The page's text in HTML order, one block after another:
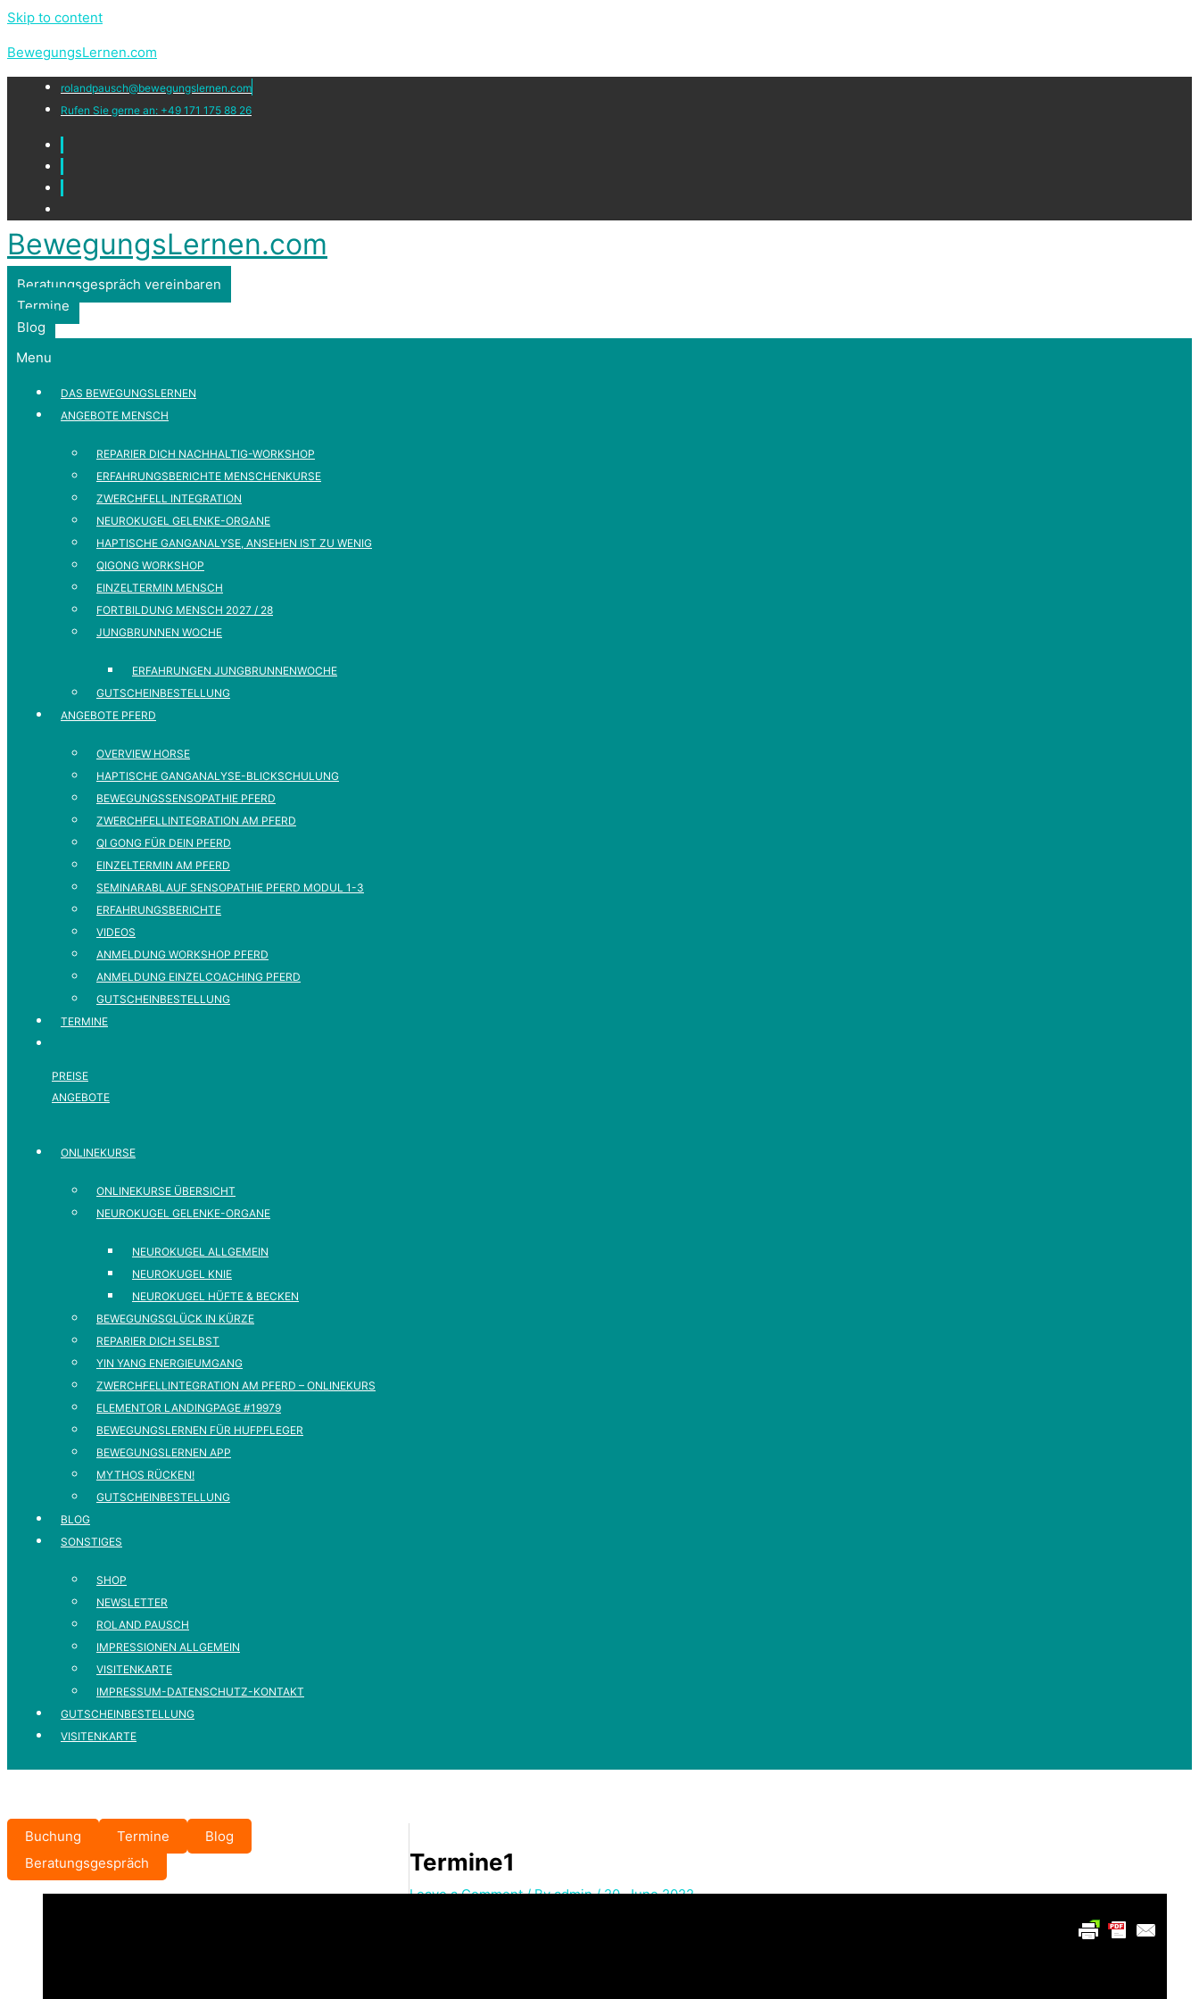
Skip to content
BewegungsLernen.com
rolandpausch@bewegungslernen.com
Rufen Sie gerne an: +49 171 175 88 26
BewegungsLernen.com
Beratungsgespräch vereinbaren
Termine
Blog
Menu
DAS BEWEGUNGSLERNEN
ANGEBOTE MENSCH
REPARIER DICH NACHHALTIG-WORKSHOP
ERFAHRUNGSBERICHTE MENSCHENKURSE
ZWERCHFELL INTEGRATION
NEUROKUGEL GELENKE-ORGANE
HAPTISCHE GANGANALYSE, ANSEHEN IST ZU WENIG
QIGONG WORKSHOP
EINZELTERMIN MENSCH
FORTBILDUNG MENSCH 2027 / 28
JUNGBRUNNEN WOCHE
ERFAHRUNGEN JUNGBRUNNENWOCHE
GUTSCHEINBESTELLUNG
ANGEBOTE PFERD
OVERVIEW HORSE
HAPTISCHE GANGANALYSE-BLICKSCHULUNG
BEWEGUNGSSENSOPATHIE PFERD
ZWERCHFELLINTEGRATION AM PFERD
QI GONG FÜR DEIN PFERD
EINZELTERMIN AM PFERD
SEMINARABLAUF SENSOPATHIE PFERD MODUL 1-3
ERFAHRUNGSBERICHTE
VIDEOS
ANMELDUNG WORKSHOP PFERD
ANMELDUNG EINZELCOACHING PFERD
GUTSCHEINBESTELLUNG
TERMINE
PREISE
ANGEBOTE
ONLINEKURSE
ONLINEKURSE ÜBERSICHT
NEUROKUGEL GELENKE-ORGANE
NEUROKUGEL ALLGEMEIN
NEUROKUGEL KNIE
NEUROKUGEL HÜFTE & BECKEN
BEWEGUNGSGLÜCK IN KÜRZE
REPARIER DICH SELBST
YIN YANG ENERGIEUMGANG
ZWERCHFELLINTEGRATION AM PFERD – ONLINEKURS
ELEMENTOR LANDINGPAGE #19979
BEWEGUNGSLERNEN FÜR HUFPFLEGER
BEWEGUNGSLERNEN APP
MYTHOS RÜCKEN!
GUTSCHEINBESTELLUNG
BLOG
SONSTIGES
SHOP
NEWSLETTER
ROLAND PAUSCH
IMPRESSIONEN ALLGEMEIN
VISITENKARTE
IMPRESSUM-DATENSCHUTZ-KONTAKT
GUTSCHEINBESTELLUNG
VISITENKARTE
Buchung Termine
Blog
Beratungsgespräch
Termine1
Leave a Comment / Byadmin/20. June 2022